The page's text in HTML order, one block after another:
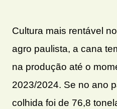
Cultura mais rentável
agro paulista, a cana
na produção até o
2023/2024. Se no ano
colhida foi de 76,8